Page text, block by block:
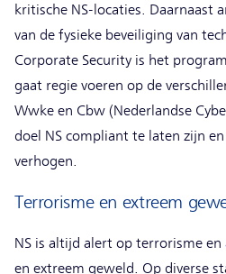
kritische NS-locaties. Daarnaast
van de fysieke beveiliging van
Corporate Security is het
gaat regie voeren op de
Wwke en Cbw (Nederlandse
doel NS compliant te laten zijn
verhogen.
Terrorisme en extreem
NS is altijd alert op terrorisme
en extreem geweld. Op diverse